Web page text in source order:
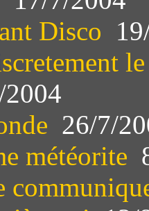
Disco
26/7/
météorite